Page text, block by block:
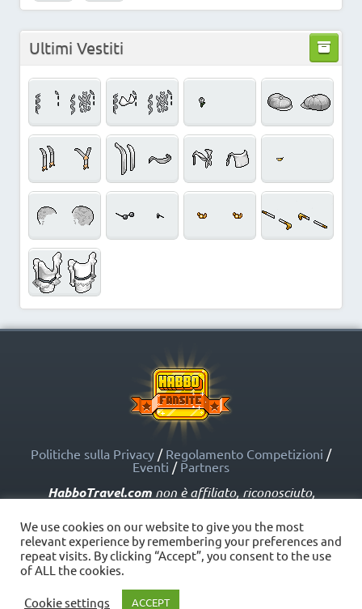
Ultimi Vestiti
Politiche sulla Privacy / Regolamento Competizioni /
Eventi / Partners
HabboTravel.comnon è affiliato, riconosciuto,
dalle società affiliate. HabboTravel.com può servirsi di
marchi registrati e altre proprietà intellettuali di Habbo
come indicato nelle Politiche sui Fansite.
Copyright © HabboTravel (2012 - 2026) - V. 5.0
We use cookies on our website to give you the most
relevant experience by remembering your preferences and
repeat visits. By clicking “Accept”, you consent to the use
of ALL the cookies.
Cookie settings ACCEPT